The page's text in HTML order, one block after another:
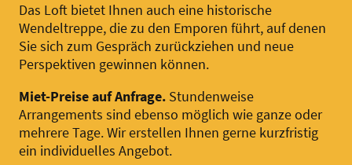
Das Loft bietet Ihnen auch eine historische
Wendeltreppe, die zu den Emporen führt, auf denen
Sie sich zum Gespräch zurückziehen und neue
Perspektiven gewinnen können.
Miet-Preise auf Anfrage. Stundenweise
Arrangements sind ebenso möglich wie ganze oder
mehrere Tage. Wir erstellen Ihnen gerne kurzfristig
ein individuelles Angebot.